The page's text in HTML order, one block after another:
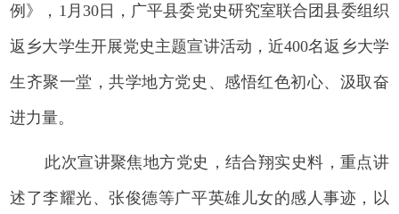
例》，1月30日，广平县委党史研究室联合团县委组织
返乡大学生开展党史主题宣讲活动，近400名返乡大学
生齐聚一堂，共学地方党史、感悟红色初心、汲取奋
进力量。
此次宣讲聚焦地方党史，结合翔实史料，重点讲
述了李耀光、张俊德等广平英雄儿女的感人事迹，以